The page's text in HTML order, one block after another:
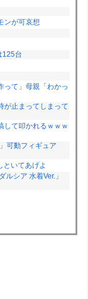
ンが可哀想
125台
って」母親「わかっ
が止まってしまって
して叩かれるｗｗｗ
可動フィギュア
といてあげよ
ルシア 水着Ver.」